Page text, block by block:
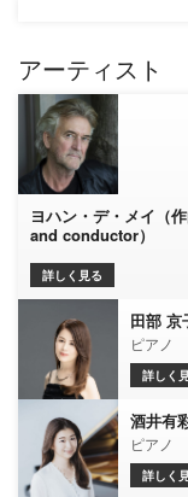
アーティスト
ヨハン・デ・メイ（
and conductor）
詳しく見る
田部 京
ピアノ
詳しく
酒井有
ピアノ
詳しく